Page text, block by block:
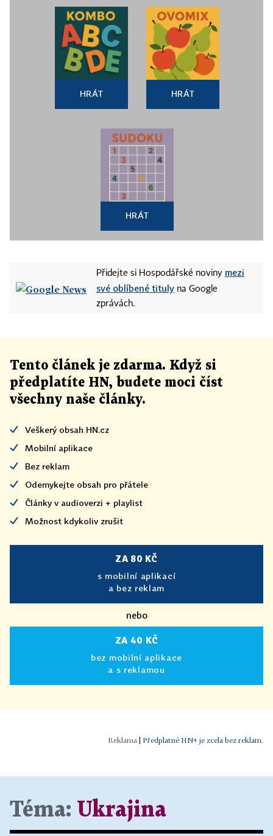
HRÁT HRÁT
HRÁT
Přidejte si Hospodářské noviny mezi
své oblíbené tituly na Google
zprávách.
Tento článek je zdarma. Když si
předplatíte HN, budete moci číst
všechny naše články.
Veškerý obsah HN.cz
Mobilní aplikace
Bez reklam
Odemykejte obsah pro přátele
Články v audioverzi + playlist
Možnost kdykoliv zrušit
ZA 80 KČ
s mobilní aplikací
a bez reklam
nebo
ZA 40 KČ
bez mobilní aplikace
a s reklamou
Předplatné HN+ je zcela bez reklam.
Téma: Ukrajina